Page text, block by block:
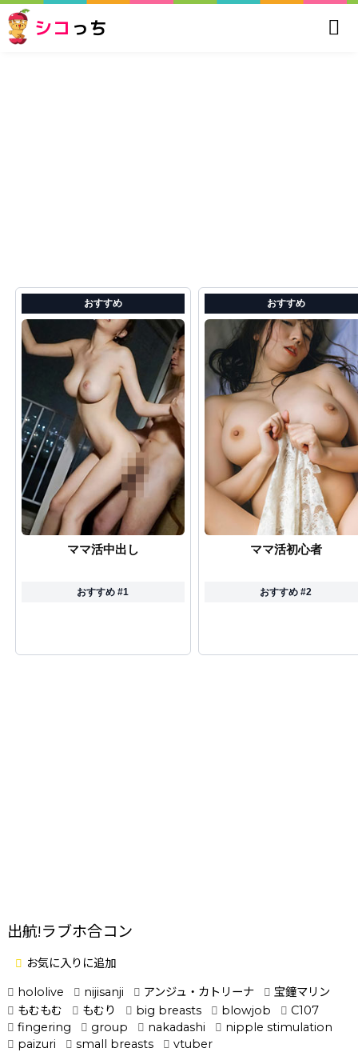
シコ っち
おすすめ
ママ活中出し
おすすめ #1
おすすめ
ママ活初心者
おすすめ #2
出航!ラブホ合コン
お気に入りに追加
hololive
nijisanji アンジュ・カトリーナ
宝鐘マリン
もむもむ
もむり big breasts blowjob
C107
fingering
group nakadashi
nipple stimulation
paizuri
small breasts vtuber